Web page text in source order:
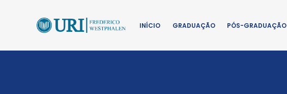
INÍCIO GRADUAÇÃO PÓS-GRADUAÇÃO